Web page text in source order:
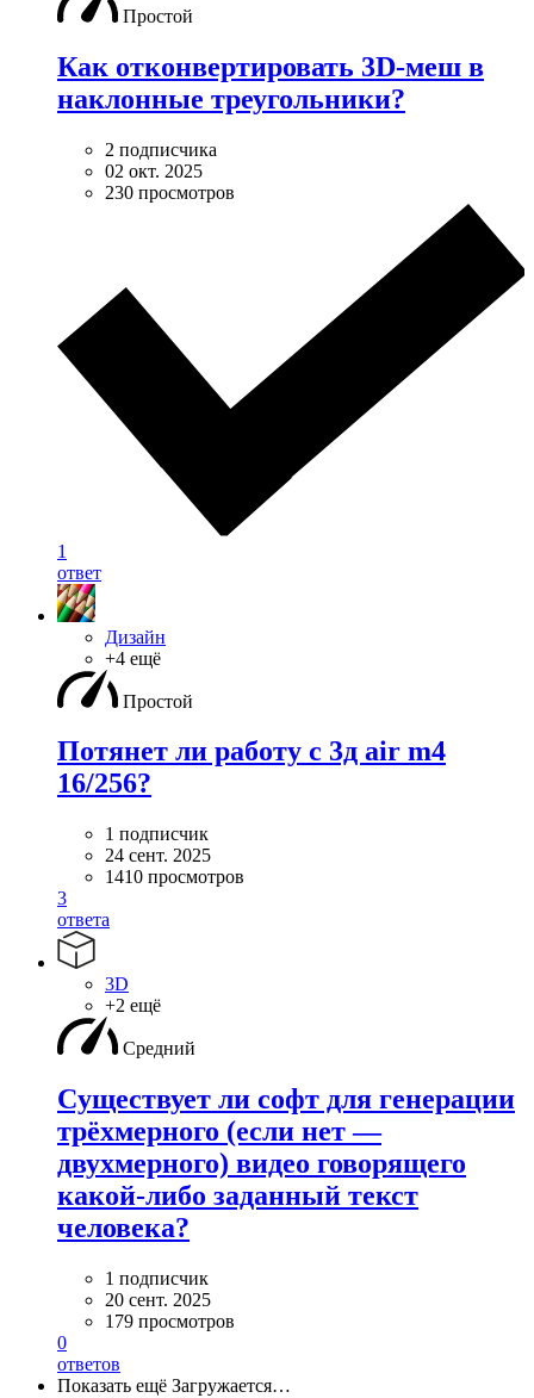
Простой
Как отконвертировать 3D-меш в
наклонные треугольники?
2 подписчика
02 окт. 2025
230 просмотров
1
ответ
Дизайн
+4 ещё
Простой
Потянет ли работу с 3д air m4
16/256?
1 подписчик
24 сент. 2025
1410 просмотров
3
ответа
3D
+2 ещё
Средний
Cуществует ли софт для генерации
трёхмерного (если нет —
двухмерного) видео говорящего
какой-либо заданный текст
человека?
1 подписчик
20 сент. 2025
179 просмотров
0
ответов
Показать ещё Загружается…